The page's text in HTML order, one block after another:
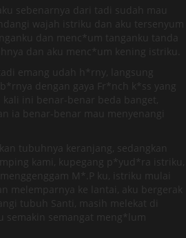
sebenarnya dari tadi sudah mau
wajah istriku dan aku tersenyum
dan menc*um tanganku tanda
dan aku menc*um kening istriku.
emang udah h*rny, langsung
dengan gaya Fr*nch k*ss yang
ini benar-benar beda banget,
ia benar-benar mau menyenangi
tubuhnya keranjang, sedangkan
kami, kupegang p*yud*ra istriku,
M*.P ku, istriku mulai
melemparnya ke lantai, aku bergerak
tubuh Santi, masih melekat di
semangat meng*lum